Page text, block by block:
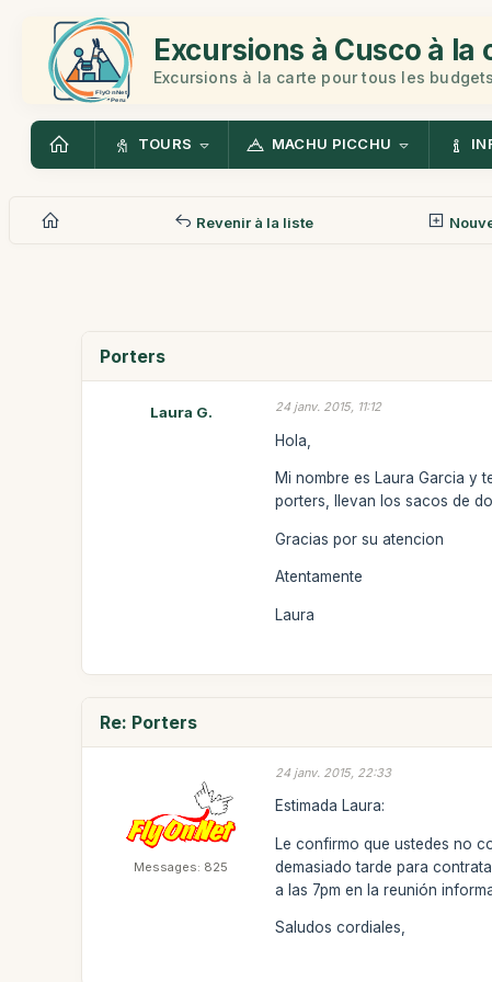
Excursions à Cusco à la
Excursions à la carte pour tous les budgets
TOURS MACHU PICCHU
Revenir à la liste
Porters
Laura G. 24 janv. 2015, 11:12
Hola,
Mi nombre es Laura Garcia y
porters, llevan los sacos de
Gracias por su atencion
Atentamente
Laura
Re: Porters
Messages: 825
24 janv. 2015, 22:33
Estimada Laura:
Le confirmo que ustedes no
demasiado tarde para
a las 7pm en la reunión
Saludos cordiales,